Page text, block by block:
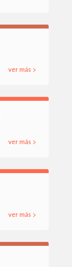
ver más >
ver más >
ver más >